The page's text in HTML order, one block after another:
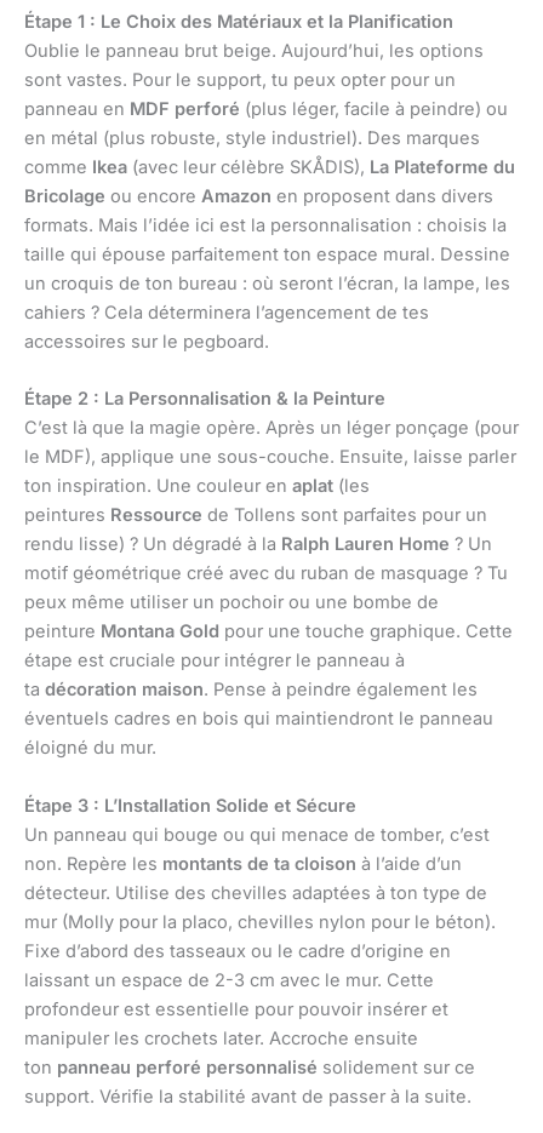
Étape 1 : Le Choix des Matériaux et la Planification
Oublie le panneau brut beige. Aujourd’hui, les options
sont vastes. Pour le support, tu peux opter pour un
panneau en MDF perforé (plus léger, facile à peindre) ou
en métal (plus robuste, style industriel). Des marques
comme Ikea (avec leur célèbre SKÅDIS), La Plateforme du
Bricolage ou encore Amazon en proposent dans divers
formats. Mais l’idée ici est la personnalisation : choisis la
taille qui épouse parfaitement ton espace mural. Dessine
un croquis de ton bureau : où seront l’écran, la lampe, les
cahiers ? Cela déterminera l’agencement de tes
accessoires sur le pegboard.
Étape 2 : La Personnalisation & la Peinture
C’est là que la magie opère. Après un léger ponçage (pour
le MDF), applique une sous-couche. Ensuite, laisse parler
ton inspiration. Une couleur en aplat (les
peintures Ressource de Tollens sont parfaites pour un
rendu lisse) ? Un dégradé à la Ralph Lauren Home ? Un
motif géométrique créé avec du ruban de masquage ? Tu
peux même utiliser un pochoir ou une bombe de
peinture Montana Gold pour une touche graphique. Cette
étape est cruciale pour intégrer le panneau à
ta décoration maison. Pense à peindre également les
éventuels cadres en bois qui maintiendront le panneau
éloigné du mur.
Étape 3 : L’Installation Solide et Sécure
Un panneau qui bouge ou qui menace de tomber, c’est
non. Repère les montants de ta cloison à l’aide d’un
détecteur. Utilise des chevilles adaptées à ton type de
mur (Molly pour la placo, chevilles nylon pour le béton).
Fixe d’abord des tasseaux ou le cadre d’origine en
laissant un espace de 2-3 cm avec le mur. Cette
profondeur est essentielle pour pouvoir insérer et
manipuler les crochets later. Accroche ensuite
ton panneau perforé personnalisé solidement sur ce
support. Vérifie la stabilité avant de passer à la suite.